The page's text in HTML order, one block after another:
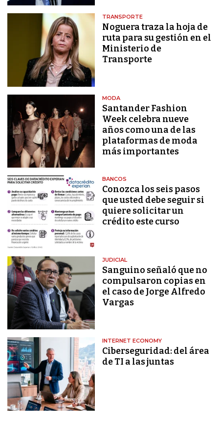
TRANSPORTE
Noguera traza la hoja de
ruta para su gestión en el
Ministerio de
Transporte
MODA
Santander Fashion
Week celebra nueve
años como una de las
plataformas de moda
más importantes
BANCOS
Conozca los seis pasos
que usted debe seguir si
quiere solicitar un
crédito este curso
JUDICIAL
Sanguino señaló que no
compulsaron copias en
el caso de Jorge Alfredo
Vargas
INTERNET ECONOMY
Ciberseguridad: del área
de TI a las juntas